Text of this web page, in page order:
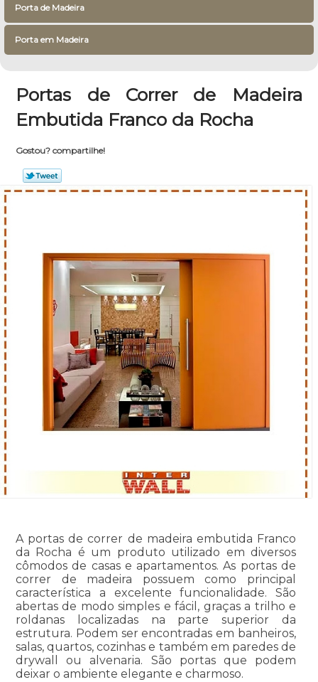
Porta de Madeira
Porta em Madeira
Portas de Correr de Madeira
Embutida Franco da Rocha
Gostou? compartilhe!
A portas de correr de madeira embutida Franco
da Rocha é um produto utilizado em diversos
cômodos de casas e apartamentos. As portas de
correr de madeira possuem como principal
característica a excelente funcionalidade. São
abertas de modo simples e fácil, graças a trilho e
roldanas localizadas na parte superior da
estrutura. Podem ser encontradas em banheiros,
salas, quartos, cozinhas e também em paredes de
drywall ou alvenaria. São portas que podem
deixar o ambiente elegante e charmoso.